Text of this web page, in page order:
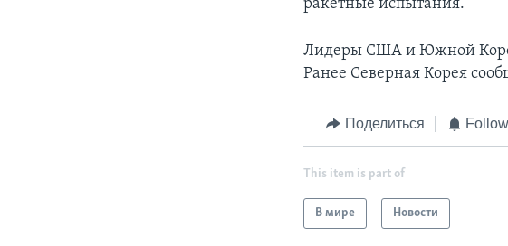
ракетные испытания.
Лидеры США и Южной
Ранее Северная Корея
Поделиться
This item is part of
В мире Новости